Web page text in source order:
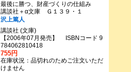
最後に勝つ、財産づくりの仕組み
講談社＋α文庫 Ｇ１３９・１
沢上篤人
講談社 (文庫)
【2006年07月発売】 ISBNコード 9
784062810418
755円
在庫状況：品切れのためご注文いただ
けません